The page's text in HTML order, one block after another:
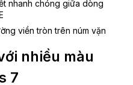
viền tròn trên núm vặn
nhiều màu
7